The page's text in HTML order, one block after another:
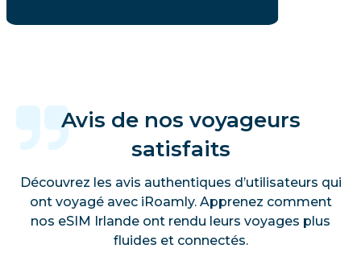
Avis de nos voyageurs
satisfaits
Découvrez les avis authentiques d’utilisateurs qui
ont voyagé avec iRoamly. Apprenez comment
nos eSIM Irlande ont rendu leurs voyages plus
fluides et connectés.